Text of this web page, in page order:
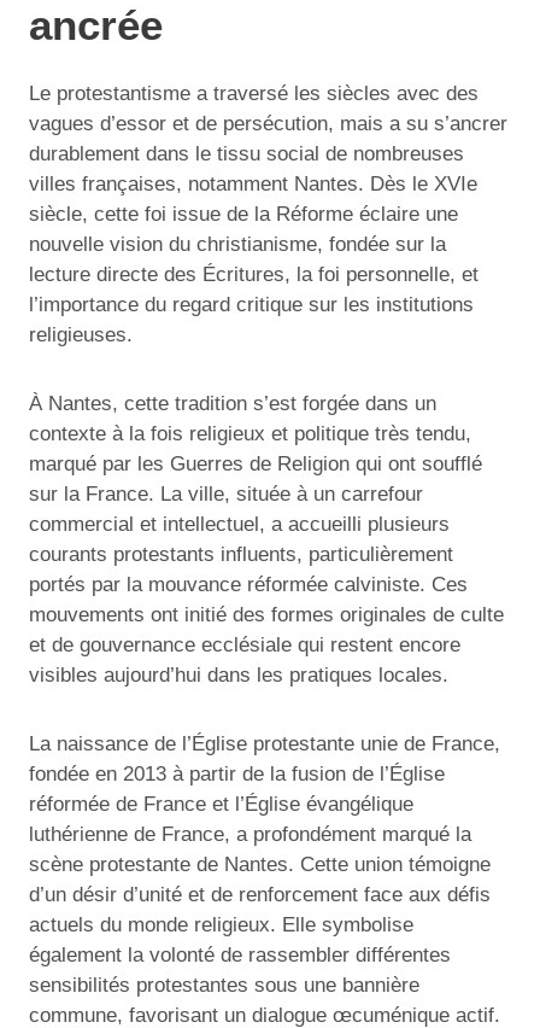
ancrée
Le protestantisme a traversé les siècles avec des
vagues d’essor et de persécution, mais a su s’ancrer
durablement dans le tissu social de nombreuses
villes françaises, notamment Nantes. Dès le XVIe
siècle, cette foi issue de la Réforme éclaire une
nouvelle vision du christianisme, fondée sur la
lecture directe des Écritures, la foi personnelle, et
l’importance du regard critique sur les institutions
religieuses.
À Nantes, cette tradition s’est forgée dans un
contexte à la fois religieux et politique très tendu,
marqué par les Guerres de Religion qui ont soufflé
sur la France. La ville, située à un carrefour
commercial et intellectuel, a accueilli plusieurs
courants protestants influents, particulièrement
portés par la mouvance réformée calviniste. Ces
mouvements ont initié des formes originales de culte
et de gouvernance ecclésiale qui restent encore
visibles aujourd’hui dans les pratiques locales.
La naissance de l’Église protestante unie de France,
fondée en 2013 à partir de la fusion de l’Église
réformée de France et l’Église évangélique
luthérienne de France, a profondément marqué la
scène protestante de Nantes. Cette union témoigne
d’un désir d’unité et de renforcement face aux défis
actuels du monde religieux. Elle symbolise
également la volonté de rassembler différentes
sensibilités protestantes sous une bannière
commune, favorisant un dialogue œcuménique actif.